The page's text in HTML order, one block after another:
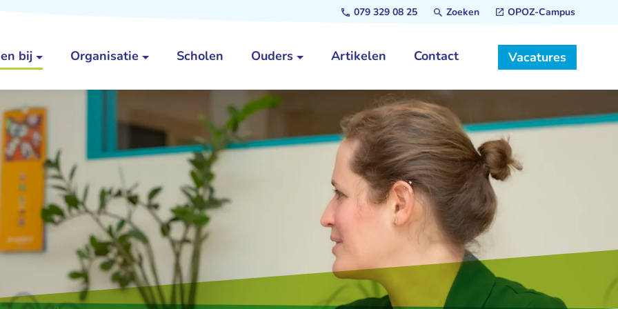
079 329 08 25 Zoeken OPOZ-Campus
bij Organisatie Scholen Ouders Artikelen Contact Vacatures